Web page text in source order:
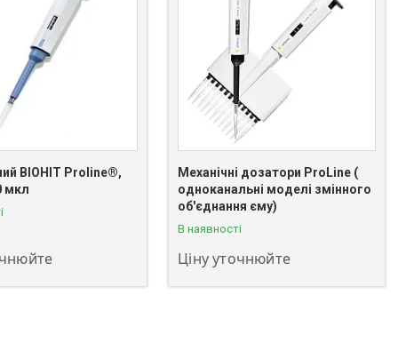
BIOHIT Proline®,
мкл
Механічні дозатори ProLine (
одноканальні моделі змінного
об'єднання єму)
В наявності
Ціну уточнюйте
+380 (63) 811-08-59